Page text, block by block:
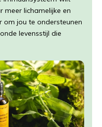
meer lichamelijke en
om jou te ondersteunen
levensstijl die